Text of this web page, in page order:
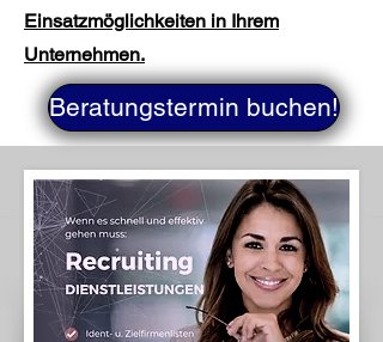
Einsatzmöglichkeiten in Ihrem
Unternehmen.
Beratungstermin buchen!